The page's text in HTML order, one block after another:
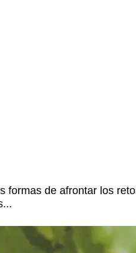
formas de afrontar los